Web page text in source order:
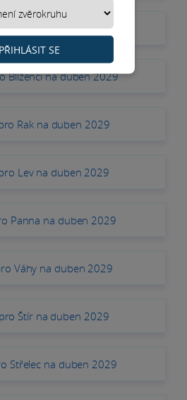
Býk na duben 2029
Blíženci na duben 2029
Rak na duben 2029
Lev na duben 2029
Panna na duben 2029
Váhy na duben 2029
Štír na duben 2029
Střelec na duben 2029
PŘIHLÁSIT SE